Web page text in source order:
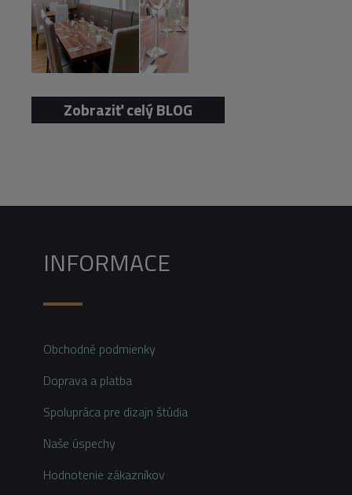
Zobraziť celý BLOG
INFORMACE
Obchodné podmienky
Doprava a platba
Spolupráca pre dizajn štúdia
Naše úspechy
Hodnotenie zákazníkov